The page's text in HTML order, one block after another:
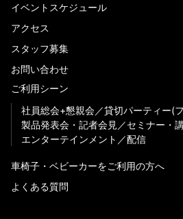
イベントスケジュール
アクセス
スタッフ募集
お問い合わせ
ご利用シーン
社員総会+懇親会
貸切パーティー(
製品発表会・記者会見
セミナー・
エンターテインメント
配信
車椅子・ベビーカーをご利用の方へ
よくある質問